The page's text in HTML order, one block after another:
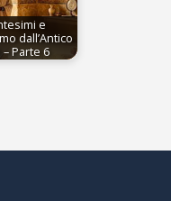
e
dall’Antico
– Parte 6